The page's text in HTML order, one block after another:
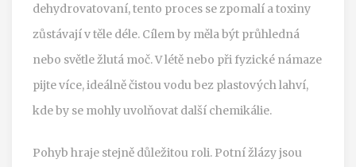
dehydrovatovaní, tento proces se zpomalí a toxiny
zůstávají v těle déle. Cílem by měla být průhledná
nebo světle žlutá moč. V létě nebo při fyzické námaze
pijte více, ideálně čistou vodu bez plastových lahví,
kde by se mohly uvolňovat další chemikálie.
Pohyb hraje stejně důležitou roli. Potní žlázy jsou